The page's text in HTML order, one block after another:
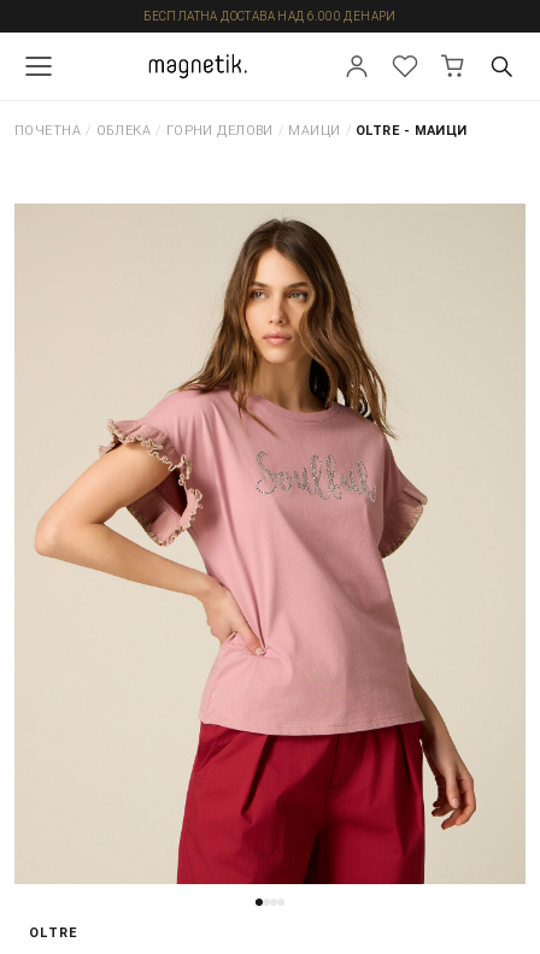
БЕСПЛАТНА ДОСТАВА НАД 6.000 ДЕНАРИ
ПОЧЕТНА / ОБЛЕКА / ГОРНИ ДЕЛОВИ / МАИЦИ / OLTRE - МАИЦИ
OLTRE